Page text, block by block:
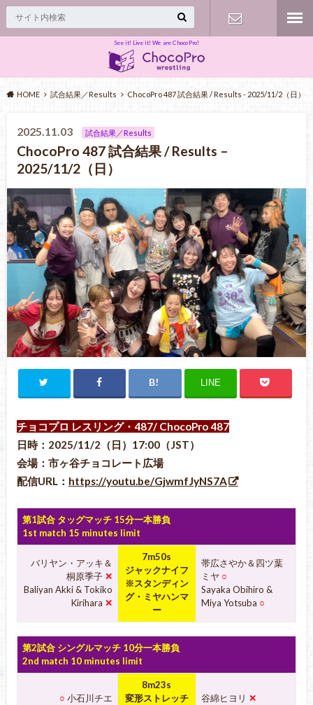
See it! Live it! We are ChocoPro!
HOME 試合結果／Results ChocoPro 487 試合結果 / Results - 2025/11/2（日）
2025.11.03 試合結果／Results
ChocoPro 487 試合結果 / Results –
2025/11/2（日）
LINE
チョコプロ レスリング・487/ ChocoPro 487
日時：2025/11/2（日）17:00（JST）
会場：市ヶ谷チョコレート広場
配信URL： https://youtu.be/GjwmfJyNS7A
第1試合 タッグマッチ 15分一本勝負
1st match 15 minutes limit
バリヤン・アッキ＆
桐原季子 ✕
Baliyan Akki & Tokiko
Kirihara ✕
7m50s
ジャックナイフ
※スタンディン
グ・ミヤハンマ
ー
帯広さやか＆四ツ葉
ミヤ ○
Sayaka Obihiro &
Miya Yotsuba ○
第2試合 シングルマッチ 10分一本勝負
2nd match 10 minutes limit
○ 小石川チエ
8m23s
変形ストレッチ
谷綿ヒヨリ ✕